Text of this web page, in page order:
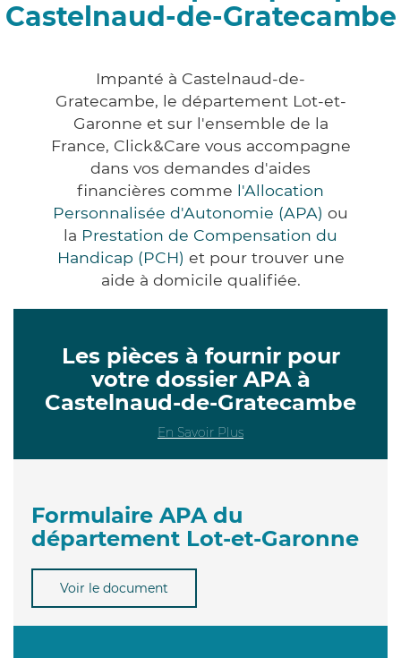
Castelnaud-de-Gratecambe
Impanté à Castelnaud-de-
Gratecambe, le département Lot-et-
Garonne et sur l'ensemble de la
France, Click&Care vous accompagne
dans vos demandes d'aides
financières comme l'Allocation
Personnalisée d'Autonomie (APA) ou
la Prestation de Compensation du
Handicap (PCH) et pour trouver une
aide à domicile qualifiée.
Les pièces à fournir pour
votre dossier APA à
Castelnaud-de-Gratecambe
En Savoir Plus
Formulaire APA du
département Lot-et-Garonne
Voir le document